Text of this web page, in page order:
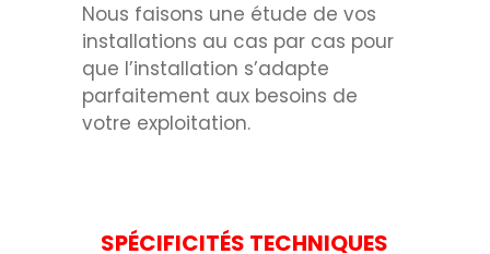
Nous faisons une étude de vos
installations au cas par cas pour
que l’installation s’adapte
parfaitement aux besoins de
votre exploitation.
SPÉCIFICITÉS TECHNIQUES